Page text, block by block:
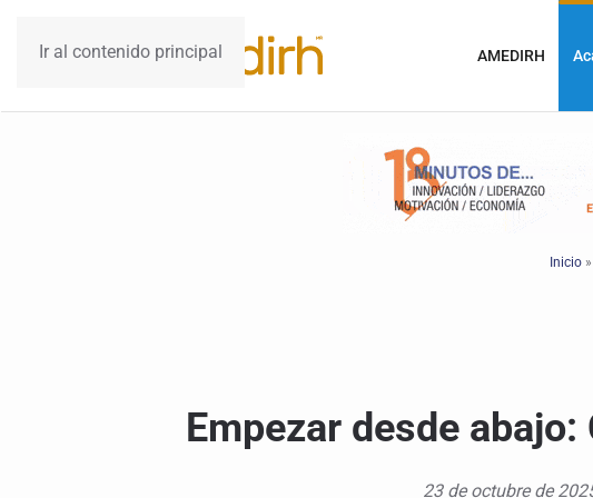
Ir al contenido principal AMEDIRH
Inicio»
Empezar desde
23 de octubre de